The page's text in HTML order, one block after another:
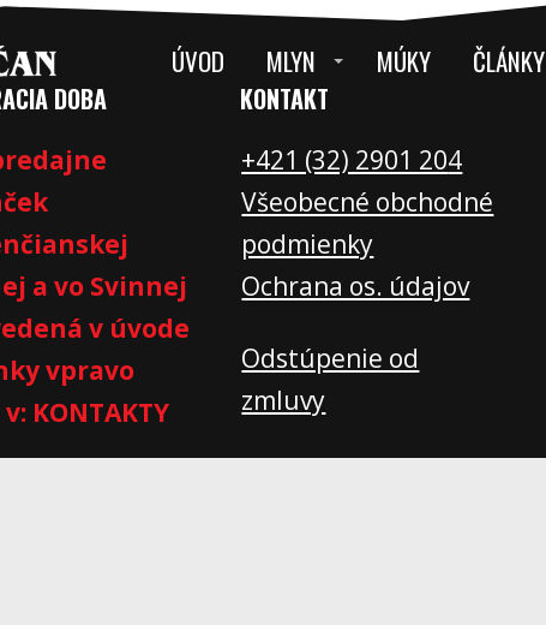
ÚVOD MLYN MÚKY ČLÁNKY
DOBA
a vo Svinnej
v úvode
vpravo
KONTAKTY
KONTAKT
+421 (32) 2901 204
Všeobecné obchodné
podmienky
Ochrana os. údajov
Odstúpenie od
zmluvy